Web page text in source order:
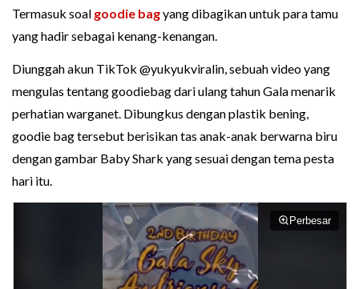
Termasuk soal goodie bagyang dibagikan untuk para tamu
yang hadir sebagai kenang-kenangan.
Diunggah akun TikTok @yukyukviralin, sebuah video yang
mengulas tentang goodiebag dari ulang tahun Gala menarik
perhatian warganet. Dibungkus dengan plastik bening,
goodie bag tersebut berisikan tas anak-anak berwarna biru
dengan gambar Baby Shark yang sesuai dengan tema pesta
hari itu.
Perbesar